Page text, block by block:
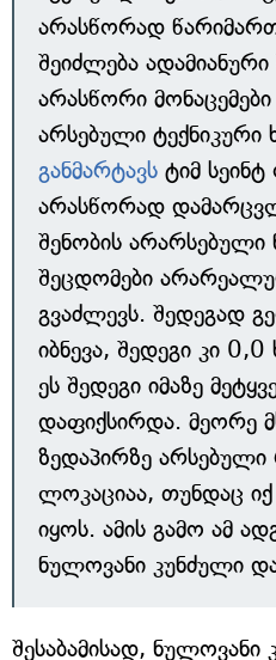
არასწორად
შეიძლება
არასწორი
არსებული ტექნიკური
განმარტავს ტიმ
არასწორად
შენობის არარსებული
შეცდომები
გვაძლევს. შედეგად
იბნევა, შედეგი კი
ეს შედეგი იმაზე
დაფიქსირდა. მეორე
ზედაპირზე
ლოკაციაა, თუნდაც
იყოს. ამის გამო ამ
ნულოვანი კუნძული
შესაბამისად, ნულოვანი